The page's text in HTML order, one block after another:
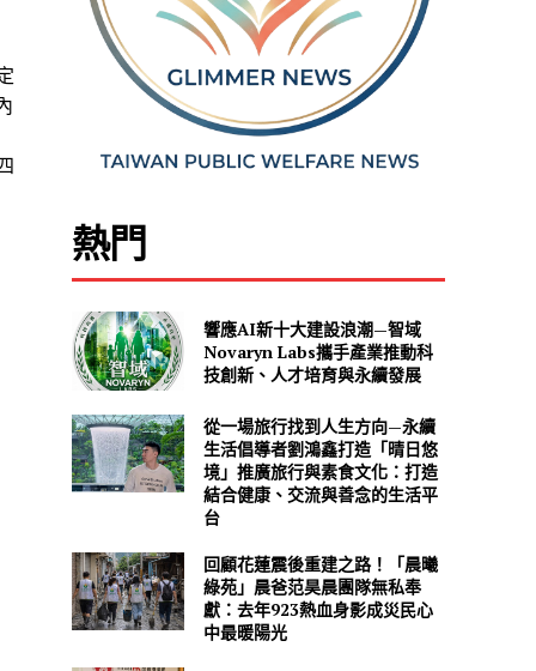
熱門
響應AI新十大建設浪潮—智域
Novaryn Labs攜手產業推動科
技創新、人才培育與永續發展
從一場旅行找到人生方向—永續
生活倡導者劉鴻鑫打造「晴日悠
境」推廣旅行與素食文化：打造
結合健康、交流與善念的生活平
台
回顧花蓮震後重建之路！「晨曦
綠苑」晨爸范昊晨團隊無私奉
獻：去年923熱血身影成災民心
中最暖陽光